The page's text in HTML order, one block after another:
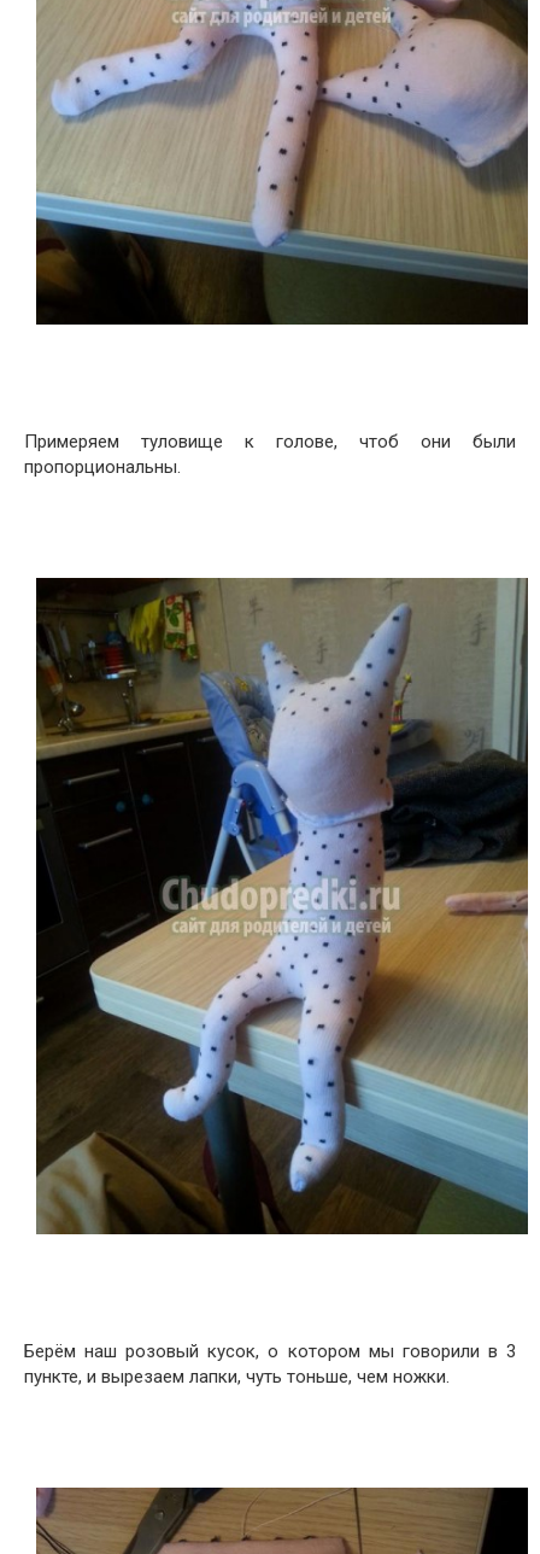
Примеряем туловище к голове, чтоб они были
пропорциональны.
Берём наш розовый кусок, о котором мы говорили в 3
пункте, и вырезаем лапки, чуть тоньше, чем ножки.